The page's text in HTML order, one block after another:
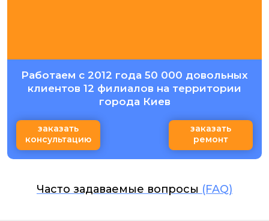
Работаем с 2012 года 50 000 довольных
клиентов 12 филиалов на территории
города Киев
заказать
консультацию
заказать
ремонт
Часто задаваемые вопросы (FAQ)